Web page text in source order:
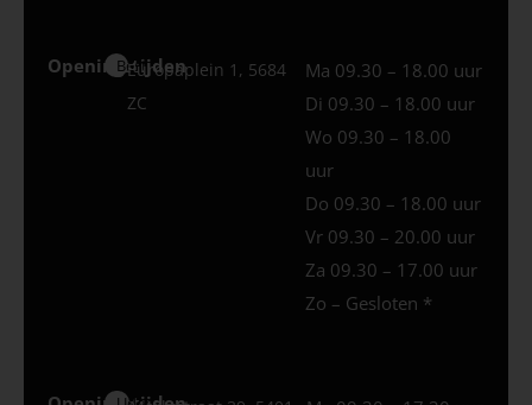
Openingstijden
Best
Europaplein 1, 5684
ZC
Ma 09.30 – 18.00 uur
Di 09.30 – 18.00 uur
Wo 09.30 – 18.00
uur
Do 09.30 – 18.00 uur
Vr 09.30 – 20.00 uur
Za 09.30 – 17.00 uur
Zo – Gesloten *